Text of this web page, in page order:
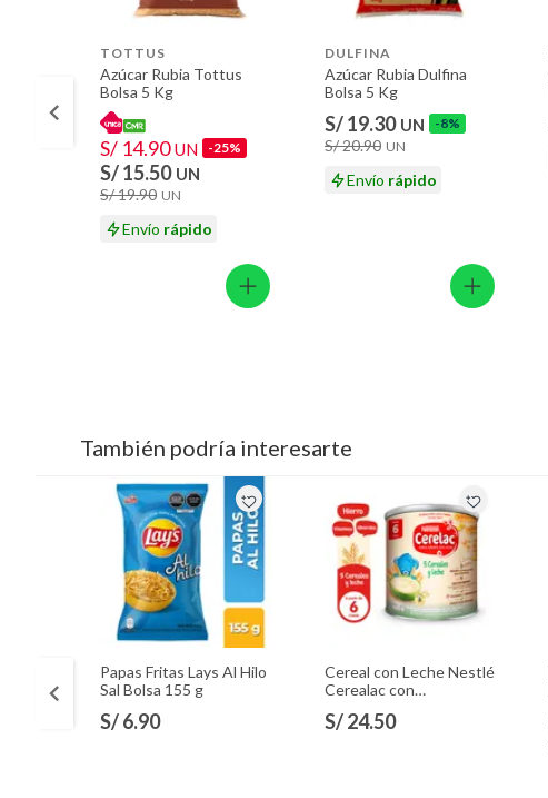
TOTTUS
Azúcar Rubia Tottus
Bolsa 5 Kg
S/ 14.90 UN -25%
S/ 15.50 UN
S/ 19.90 UN
Envío rápido
DULFINA
Azúcar Rubia Dulfina
Bolsa 5 Kg
S/ 19.30 UN -8%
S/ 20.90 UN
Envío rápido
También podría interesarte
Papas Fritas Lays Al Hilo
Sal Bolsa 155 g
S/ 6.90
Cereal con Leche Nestlé
Cerealac con
S/ 24.50